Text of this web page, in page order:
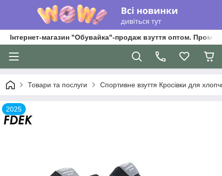
Інтернет-магазин "Обувайка"-продаж взуття оптом.
Товари та послуги Спортивне взуття Кросівки для
2025